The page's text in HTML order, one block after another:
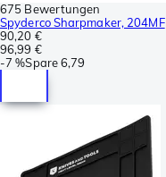
675 Bewertungen
Spyderco Sharpmaker, 204MF
90,20 €
96,99 €
-7 %Spare6,79